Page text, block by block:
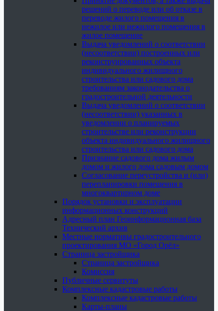
решений о переводе или об отказе в
переводе жилого помещения в
нежилое или нежилого помещения в
жилое помещение
Выдача уведомлений о соответствии
(несоответствии) построенных или
реконструированных объекта
индивидуального жилищного
строительства или садового дома
требованиям законодательства о
градостроительной деятельности
Выдача уведомлений о соответствии
(несоответствии) указанных в
уведомлении о планируемых
строительстве или реконструкции
объекта индивидуального жилищного
строительства или садового дома
Признание садового дома жилым
домом и жилого дома садовым домом
Согласование переустройства и (или)
перепланировки помещения в
многоквартирном доме
Порядок установки и эксплуатации
информационных конструкций
Адресный план Геоинформационная база
Технический архив
Местные нормативы градостроительного
проектирования МО «Город Орёл»
Страница застройщика
Страница застройщика
Комиссия
Публичные сервитуты
Комплексные кадастровые работы
Комплексные кадастровые работы
Карты-планы